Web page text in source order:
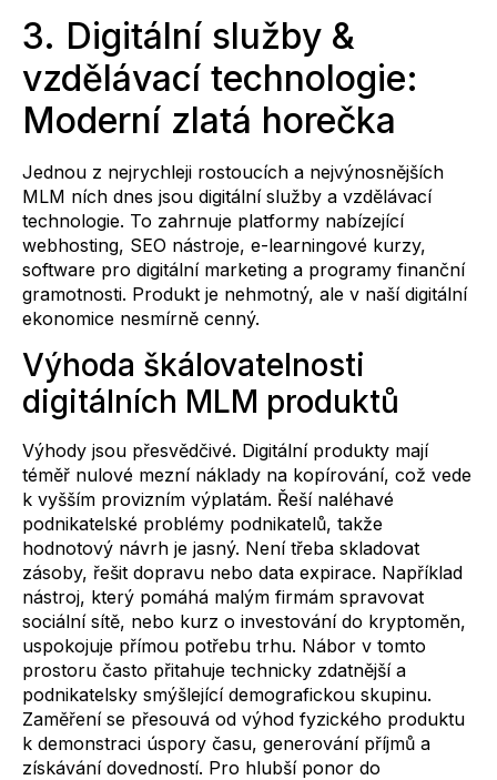
3. Digitální služby &
vzdělávací technologie:
Moderní zlatá horečka
Jednou z nejrychleji rostoucích a nejvýnosnějších
MLM ních dnes jsou digitální služby a vzdělávací
technologie. To zahrnuje platformy nabízející
webhosting, SEO nástroje, e-learningové kurzy,
software pro digitální marketing a programy finanční
gramotnosti. Produkt je nehmotný, ale v naší digitální
ekonomice nesmírně cenný.
Výhoda škálovatelnosti
digitálních MLM produktů
Výhody jsou přesvědčivé. Digitální produkty mají
téměř nulové mezní náklady na kopírování, což vede
k vyšším provizním výplatám. Řeší naléhavé
podnikatelské problémy podnikatelů, takže
hodnotový návrh je jasný. Není třeba skladovat
zásoby, řešit dopravu nebo data expirace. Například
nástroj, který pomáhá malým firmám spravovat
sociální sítě, nebo kurz o investování do kryptoměn,
uspokojuje přímou potřebu trhu. Nábor v tomto
prostoru často přitahuje technicky zdatnější a
podnikatelsky smýšlející demografickou skupinu.
Zaměření se přesouvá od výhod fyzického produktu
k demonstraci úspory času, generování příjmů a
získávání dovedností. Pro hlubší ponor do